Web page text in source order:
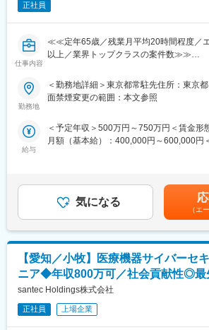
■働き方：
残業時間は20時間/月程度、土日祝休みと
す。
サイエンスや水分野製品のソフトウェア
織であり、顧客に安心して使われる続け
■やりがい：
iPS細胞研究、がん研究など最先端の医療
究者が使用する製品を開発できる環境で
活用した細胞解析機能の開発や、最新の
開発設計の経験を積むことが可能です。
リーダーへのキャリアアップを期待して
■当社について：
13社、海外115社あり、国内シェア・世界
正社員
仕事内容
≪≪定年65歳／残業月平均20時間程度／
以上／業界トップクラスの案件数≫≫
◆職務概要：
クライアント先にて組込みエンジニアとし
レープ）を行っていただきます。
【変更の範囲：会社の定める業務】
ン）
・製品開発に関わる治具製作、評価、試
・製品開発に必要な規格に基づいた社内
ス
・量産製品クレーム対応（顧客要望、量
・量産製品販売促進活動補助（展示会ア
・特注製品の仕様決め（インタビュー）
・組織運営に関わる雑務（清掃、その他）
※ご経験スキルに応じて別案件の打診をさ
います。ご面接の際に志向性に合わせて
勤務地
＜勤務地詳細＞東京都常駐先住所：東京
面禁煙変更の範囲：本文参照
給与
＜予定年収＞500万円～750万円＜賃金形
月額（基本給）：400,000円～600,000円
の金額であり、選考を通じて上下する可
額)は固定手当を含めた表記です。
気になる
（エ
【愛知／小牧】医療機器サイバーセ
ニア◆年収800万可／社会貢献性◎最
santec Holdings株式会社
正社員 上場企業